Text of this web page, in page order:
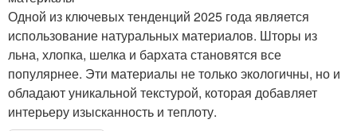
Одной из ключевых тенденций 2025 года является
использование натуральных материалов. Шторы из
льна, хлопка, шелка и бархата становятся все
популярнее. Эти материалы не только экологичны, но и
обладают уникальной текстурой, которая добавляет
интерьеру изысканность и теплоту.